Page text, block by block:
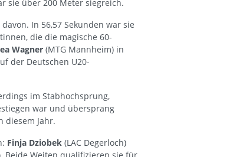
sie über 200 Meter siegreich.
In 56,57 Sekunden war sie
die die magische 60-
Wagner (MTG Mannheim) in
der Deutschen U20-
im Stabhochsprung,
war und übersprang
diesem Jahr.
Finja Dziobek (LAC Degerloch)